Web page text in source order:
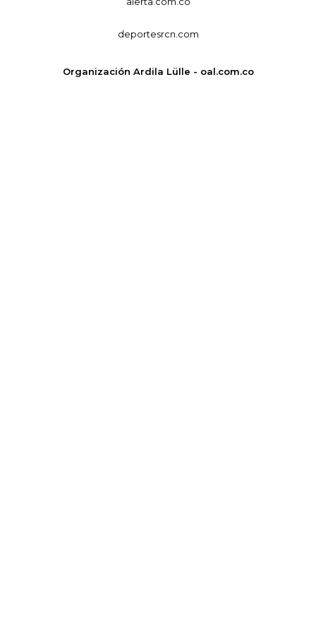
deportesrcn.com
Organización Ardila Lülle - oal.com.co